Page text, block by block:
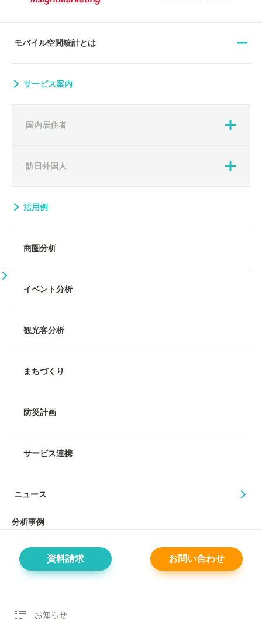
モバイル空間統計とは
サービス案内
国内居住者
訪日外国人
活用例
商圏分析
イベント分析
観光客分析
まちづくり
防災計画
サービス連携
ニュース
分析事例
資料請求 お問い合わせ
お知らせ